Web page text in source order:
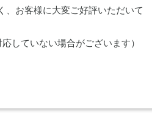
、お客様に大変ご好評いただいて
していない場合がございます）